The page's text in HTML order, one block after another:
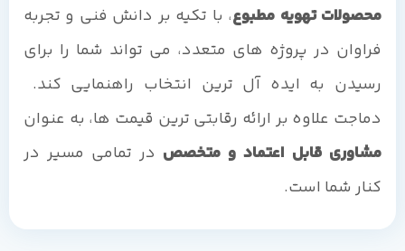
محصولات تهویه مطبوع، با تکیه بر دانش فنی و تجربه
فراوان در پروژه های متعدد، می تواند شما را برای
رسیدن به ایده آل ترین انتخاب راهنمایی کند.
دماجت علاوه بر ارائه رقابتی ترین قیمت ها، به عنوان
مشاوری قابل اعتماد و متخصص در تمامی مسیر در
کنار شما است.